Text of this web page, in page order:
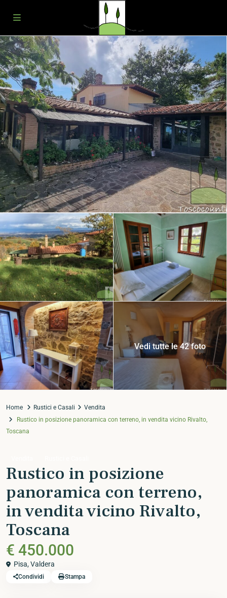
Vedi tutte le 42 foto
Home Rustici e Casali
Vendita
Rustico in posizione panoramica con terreno, in vendita vicino Rivalto,
Toscana
Rustico in posizione
panoramica con terreno,
in vendita vicino Rivalto,
Toscana
€ 450.000
Pisa,Valdera
Condividi Stampa